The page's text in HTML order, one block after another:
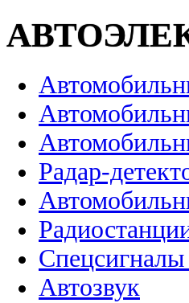
Радар-
Автозвук